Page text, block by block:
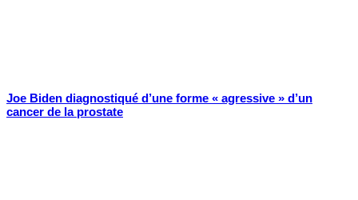
Joe Biden diagnostiqué d’une forme « agressive » d’un
cancer de la prostate